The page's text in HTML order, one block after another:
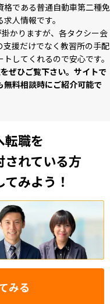
である普通⾃動⾞第⼆種免
⼈情報です。
かりますが、各タクシー会
援だけでなく教習所の⼿配
してくれるので安⼼です。
ぜひご覧下さい。サイトで
料相談時にご紹介可能で
転職を
れている方
みよう！
みる